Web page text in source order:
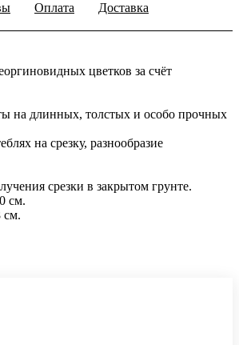
Оплата Доставка
цветков за счёт
на длинных, толстых и особо прочных
на срезку, разнообразие
срезки в закрытом грунте.
см.
см.